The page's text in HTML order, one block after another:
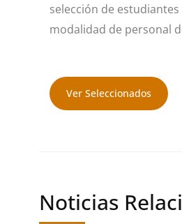
selección de estudiantes
modalidad de personal
Ver Seleccionados
Noticias